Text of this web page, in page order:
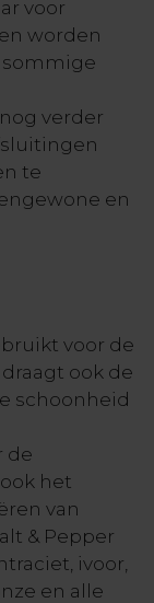
voor
worden
verder
te
en
voor de
ook de
schoonheid
de
het
van
& Pepper
ivoor,
en alle